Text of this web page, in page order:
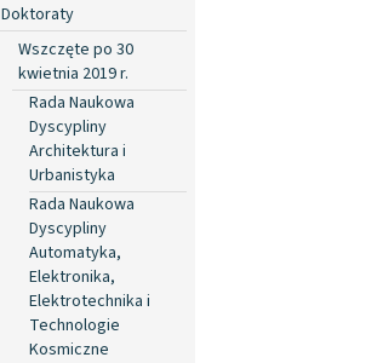
Doktoraty
Wszczęte po 30
kwietnia 2019 r.
Rada Naukowa
Dyscypliny
Architektura i
Urbanistyka
Rada Naukowa
Dyscypliny
Automatyka,
Elektronika,
Elektrotechnika i
Technologie
Kosmiczne